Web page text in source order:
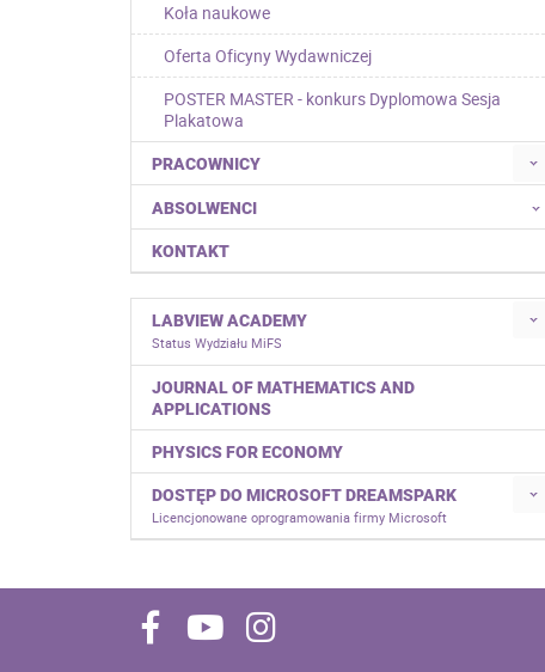
Koła naukowe
Oferta Oficyny Wydawniczej
POSTER MASTER - konkurs Dyplomowa Sesja
Plakatowa
PRACOWNICY
ABSOLWENCI
KONTAKT
LABVIEW ACADEMY
Status Wydziału MiFS
JOURNAL OF MATHEMATICS AND
APPLICATIONS
PHYSICS FOR ECONOMY
DOSTĘP DO MICROSOFT DREAMSPARK
Licencjonowane oprogramowania firmy Microsoft